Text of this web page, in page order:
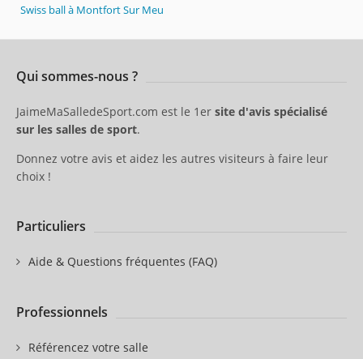
Swiss ball à Montfort Sur Meu
Qui sommes-nous ?
JaimeMaSalledeSport.com est le 1er site d'avis spécialisé
sur les salles de sport.
Donnez votre avis et aidez les autres visiteurs à faire leur
choix !
Particuliers
Aide & Questions fréquentes (FAQ)
Professionnels
Référencez votre salle